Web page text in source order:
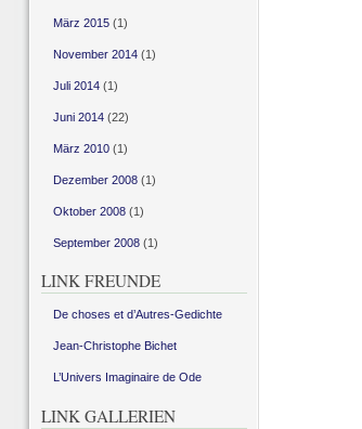
März 2015(1)
November 2014(1)
Juli 2014(1)
Juni 2014(22)
März 2010(1)
Dezember 2008(1)
Oktober 2008(1)
September 2008(1)
LINK FREUNDE
De choses et d’Autres-Gedichte
Jean-Christophe Bichet
L’Univers Imaginaire de Ode
LINK GALLERIEN